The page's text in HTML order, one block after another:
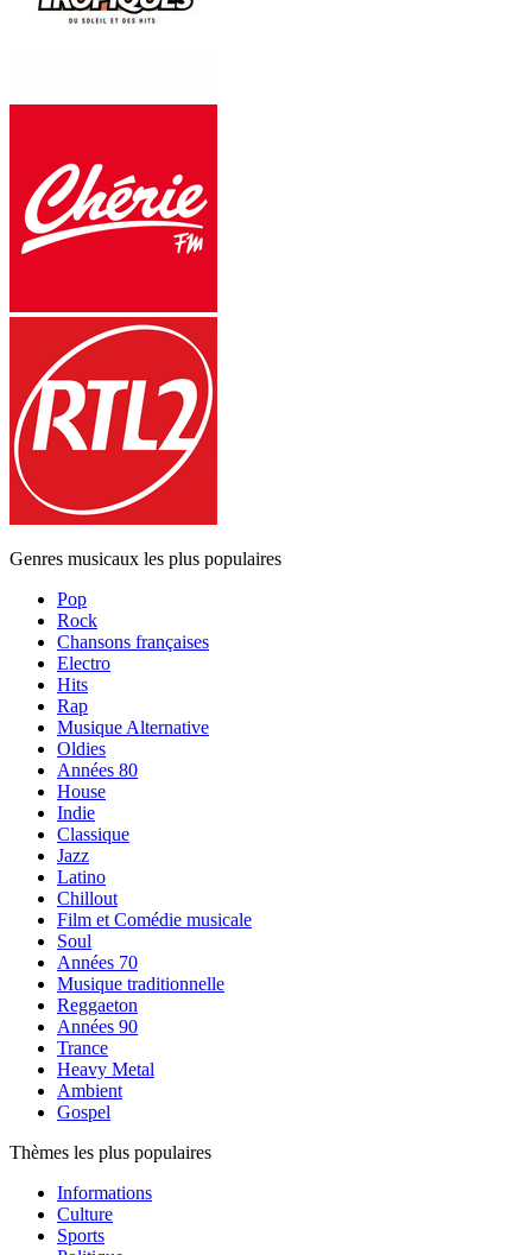
Genres musicaux les plus populaires
Pop
Rock
Chansons françaises
Electro
Hits
Rap
Musique Alternative
Oldies
Années 80
House
Indie
Classique
Jazz
Latino
Chillout
Film et Comédie musicale
Soul
Années 70
Musique traditionnelle
Reggaeton
Années 90
Trance
Heavy Metal
Ambient
Gospel
Thèmes les plus populaires
Informations
Culture
Sports